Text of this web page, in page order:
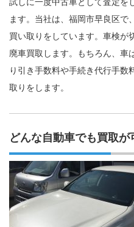
ます。当社は、福岡市早良区で
買い取りをしています。車検が
廃車買取します。もちろん、車
り引き手数料や手続き代行手数
取りをします。
どんな自動車でも買取が